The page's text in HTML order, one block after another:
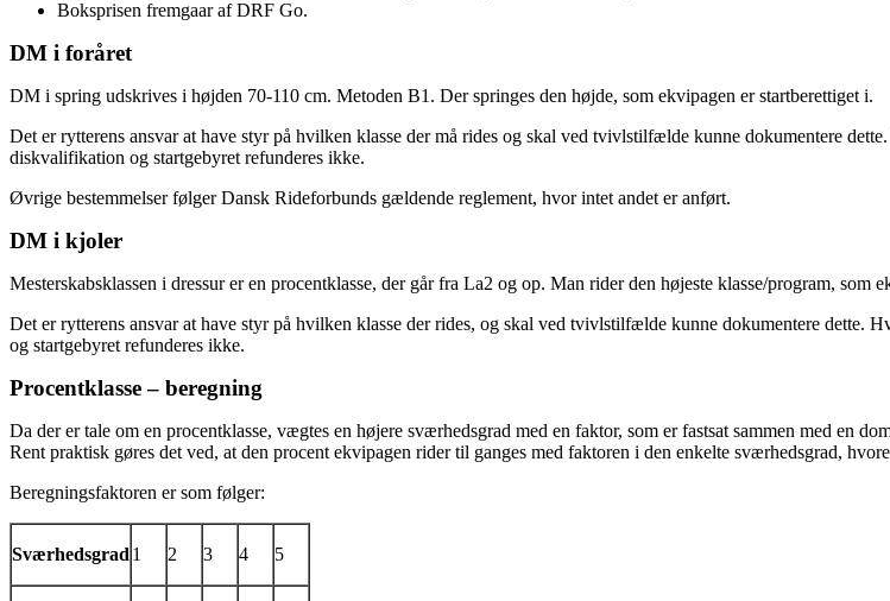
Boksprisen fremgaar af DRF Go.
DM i foråret
DM i spring udskrives i højden 70-110 cm. Metoden B1. Der springes den højde, som ekvipagen er startberettiget i.
Det er rytterens ansvar at have styr på hvilken klasse der må rides og skal ved tvivlstilfælde kunne dokumentere
diskvalifikation og startgebyret refunderes ikke.
Øvrige bestemmelser følger Dansk Rideforbunds gældende reglement, hvor intet andet er anført.
DM i kjoler
Mesterskabsklassen i dressur er en procentklasse, der går fra La2 og op. Man rider den højeste klasse/program, som
Det er rytterens ansvar at have styr på hvilken klasse der rides, og skal ved tvivlstilfælde kunne dokumentere dette.
og startgebyret refunderes ikke.
Procentklasse – beregning
Da der er tale om en procentklasse, vægtes en højere sværhedsgrad med en faktor, som er fastsat sammen med en
Rent praktisk gøres det ved, at den procent ekvipagen rider til ganges med faktoren i den enkelte sværhedsgrad,
Beregningsfaktoren er som følger:
Sværhedsgrad 1 2 3 4 5